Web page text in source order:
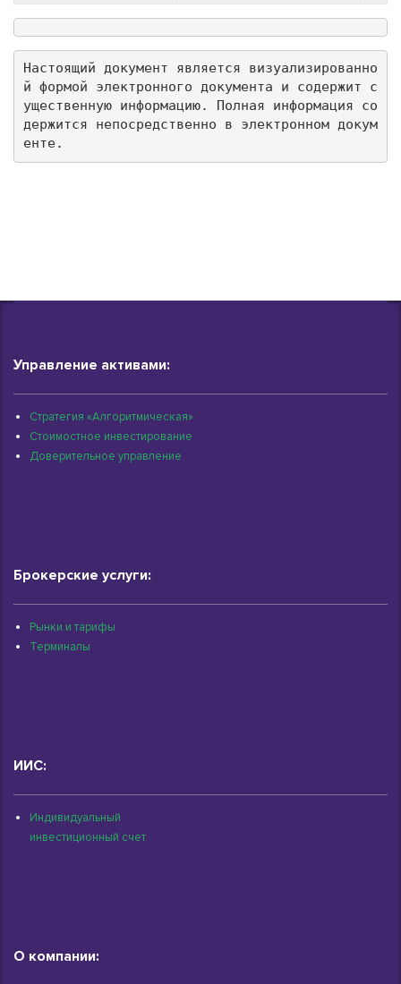
Настоящий документ является визуализированно
й формой электронного документа и содержит с
ущественную информацию. Полная информация со
держится непосредственно в электронном докум
енте.
Управление активами:
Стратегия «Алгоритмическая»
Стоимостное инвестирование
Доверительное управление
Брокерские услуги:
Рынки и тарифы
Терминалы
ИИС:
Индивидуальный
инвестиционный счет
О компании: